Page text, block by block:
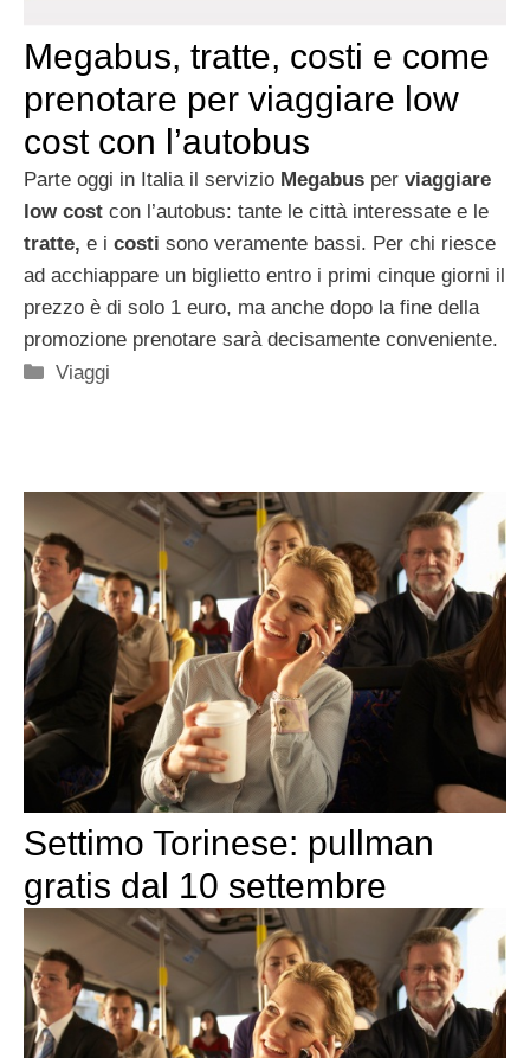
Megabus, tratte, costi e come
prenotare per viaggiare low
cost con l’autobus
Parte oggi in Italia il servizio Megabus per viaggiare
low cost con l’autobus: tante le città interessate e le
tratte, e i costi sono veramente bassi. Per chi riesce
ad acchiappare un biglietto entro i primi cinque giorni il
prezzo è di solo 1 euro, ma anche dopo la fine della
promozione prenotare sarà decisamente conveniente.
Categorie
Viaggi
Settimo Torinese: pullman
gratis dal 10 settembre